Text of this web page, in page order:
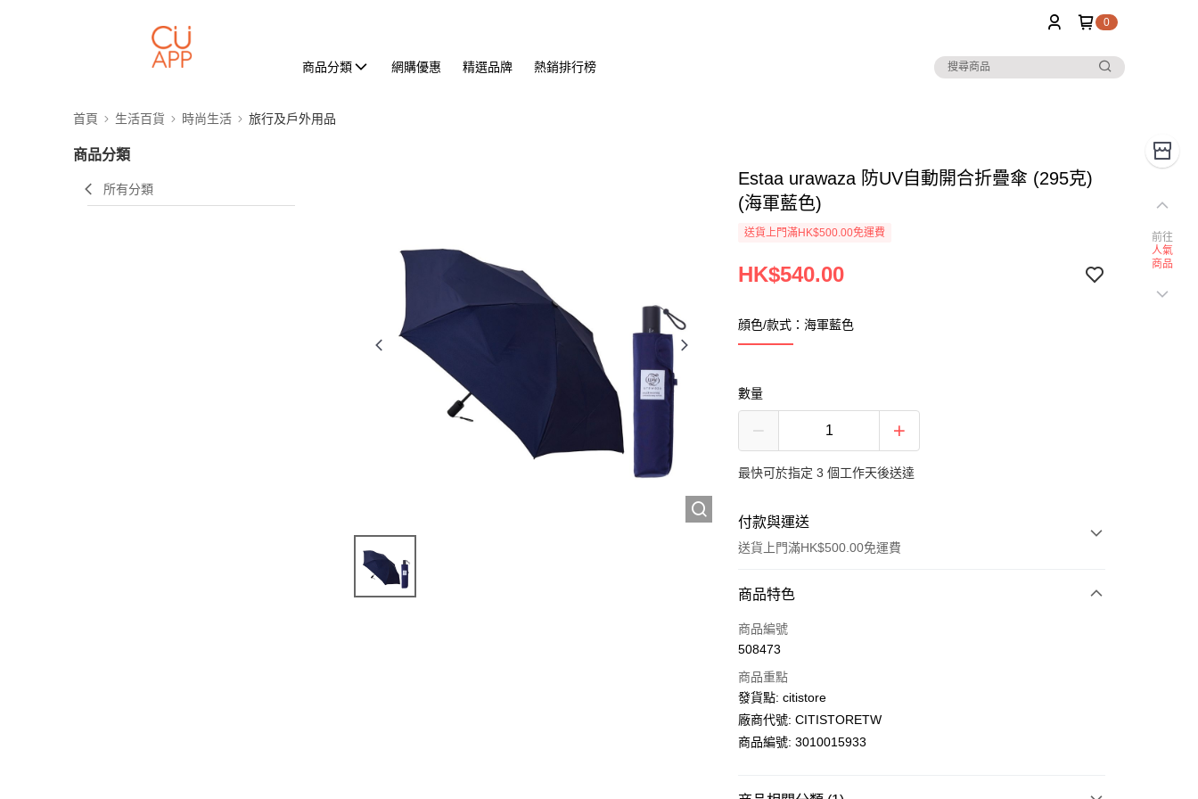
0
商品分類 網購優惠 精選品牌 熱銷排行榜
首頁 生活百貨 時尚生活 旅行及戶外用品
商品分類
所有分類
Estaa urawaza 防UV自動開合折疊傘 (295克)
(海軍藍色)
送貨上門滿HK$500.00免運費
HK$540.00
顔色/款式：海軍藍色
數量
最快可於指定 3 個工作天後送達
付款與運送
送貨上門滿HK$500.00免運費
付款方式
信用卡
PayMe
WeChat Pay
商品特色
商品編號
508473
商品重點
發貨點: citistore
廠商代號: CITISTORETW
商品編號: 3010015933
前往
人氣
商品